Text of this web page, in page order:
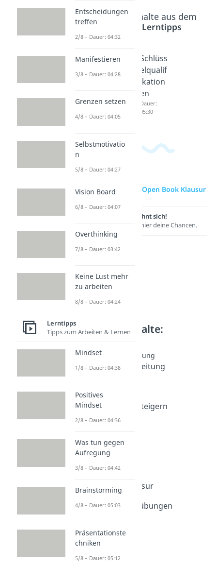
Beliebte Inhalte aus dem
Lerntipps
Konzen
tration
Dauer:
Schlüss
elkomp
Dauer:
Schlüss
elqualif
ikation
en
Dauer:
05:30
zur Videoseite: Open Book Klausur
Lernen lohnt sich!
Entdecke hier deine Chancen.
Weitere Inhalte:
Prüfungsvorbereitung
Prüfungsvorbereitung
Dauer: 04:56
Konzentration steigern
Spickzettel
Dauer: 03:48
Tutorium
Open Book Klausur
Konzentrationsübungen
Entscheidungen
treffen
2/8 – Dauer: 04:32
Manifestieren
3/8 – Dauer: 04:28
Grenzen setzen
4/8 – Dauer: 04:05
Selbstmotivatio
n
5/8 – Dauer: 04:27
Vision Board
6/8 – Dauer: 04:07
Overthinking
7/8 – Dauer: 03:42
Keine Lust mehr
zu arbeiten
8/8 – Dauer: 04:24
Lerntipps
Tipps zum Arbeiten & Lernen
Mindset
1/8 – Dauer: 04:38
Positives
Mindset
2/8 – Dauer: 04:36
Was tun gegen
Aufregung
3/8 – Dauer: 04:42
Brainstorming
4/8 – Dauer: 05:03
Präsentationste
chniken
5/8 – Dauer: 05:12